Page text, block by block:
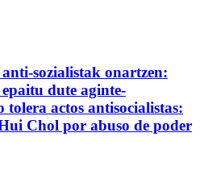
sozialistak onartzen:
dute aginte-
actos antisocialistas:
Chol por abuso de poder